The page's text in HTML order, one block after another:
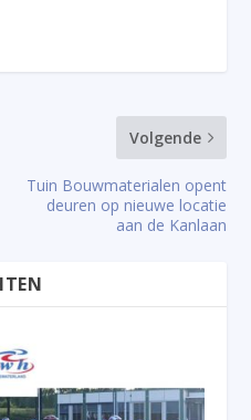
Volgende
Tuin Bouwmaterialen opent
deuren op nieuwe locatie
aan de Kanlaan